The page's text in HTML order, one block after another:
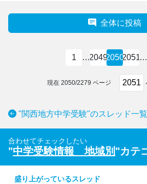
全体に投稿
1 …204920502051…
現在 2050/2279 ページ
"関西地方中学受験"のスレッド一覧
合わせてチェックしたい
"中学受験情報 地域別 "カテ
盛り上がっているスレッド